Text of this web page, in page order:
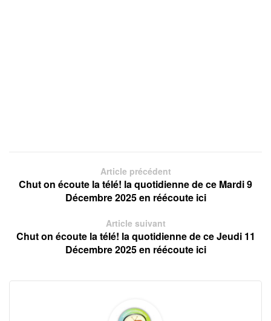
Article précédent
Chut on écoute la télé! la quotidienne de ce Mardi 9
Décembre 2025 en réécoute ici
Article suivant
Chut on écoute la télé! la quotidienne de ce Jeudi 11
Décembre 2025 en réécoute ici